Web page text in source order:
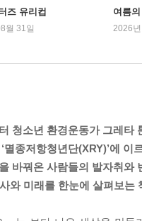
즈 유리컵
월 31일
여름
2026
청소년 환경운동가 그레타
멸종저항청년단(XRY)’에 이
바꿔온 사람들의 발자취와
와 미래를 한눈에 살펴보는